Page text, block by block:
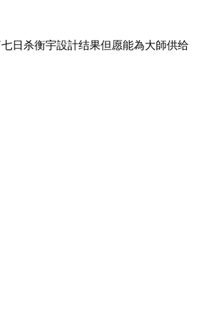
日杀衡宇設計结果但愿能為大師供给